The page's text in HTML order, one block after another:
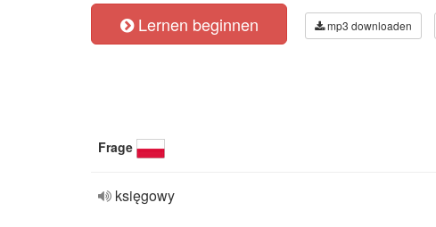
Lernen beginnen mp3 downloaden
Frage
księgowy